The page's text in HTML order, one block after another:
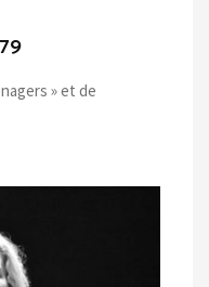
» et de